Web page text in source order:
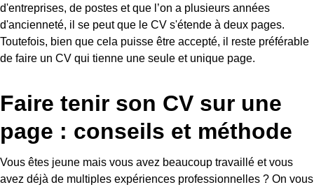
d'entreprises, de postes et que l’on a plusieurs années
d'ancienneté, il se peut que le CV s'étende à deux pages.
Toutefois, bien que cela puisse être accepté, il reste préférable
de faire un CV qui tienne une seule et unique page.
Faire tenir son CV sur une
page : conseils et méthode
Vous êtes jeune mais vous avez beaucoup travaillé et vous
avez déjà de multiples expériences professionnelles ? On vous